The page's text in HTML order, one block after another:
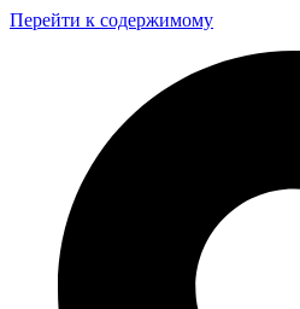
Перейти к содержимому